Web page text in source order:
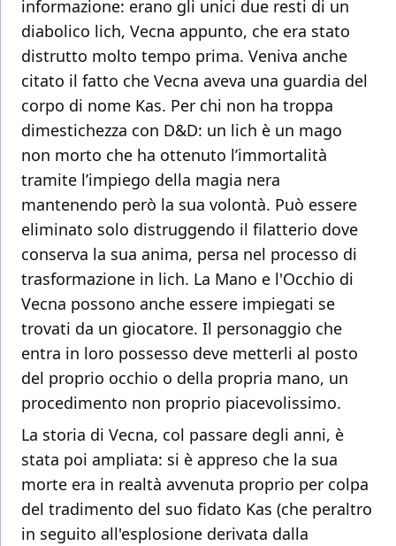
informazione: erano gli unici due resti di un
diabolico lich, Vecna appunto, che era stato
distrutto molto tempo prima. Veniva anche
citato il fatto che Vecna aveva una guardia del
corpo di nome Kas. Per chi non ha troppa
dimestichezza con D&D: un lich è un mago
non morto che ha ottenuto l’immortalità
tramite l’impiego della magia nera
mantenendo però la sua volontà. Può essere
eliminato solo distruggendo il filatterio dove
conserva la sua anima, persa nel processo di
trasformazione in lich. La Mano e l'Occhio di
Vecna possono anche essere impiegati se
trovati da un giocatore. Il personaggio che
entra in loro possesso deve metterli al posto
del proprio occhio o della propria mano, un
procedimento non proprio piacevolissimo.
La storia di Vecna, col passare degli anni, è
stata poi ampliata: si è appreso che la sua
morte era in realtà avvenuta proprio per colpa
del tradimento del suo fidato Kas (che peraltro
in seguito all'esplosione derivata dalla